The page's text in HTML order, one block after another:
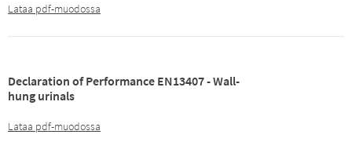
Lataa pdf-muodossa
Declaration of Performance EN13407 - Wall-
hung urinals
Lataa pdf-muodossa